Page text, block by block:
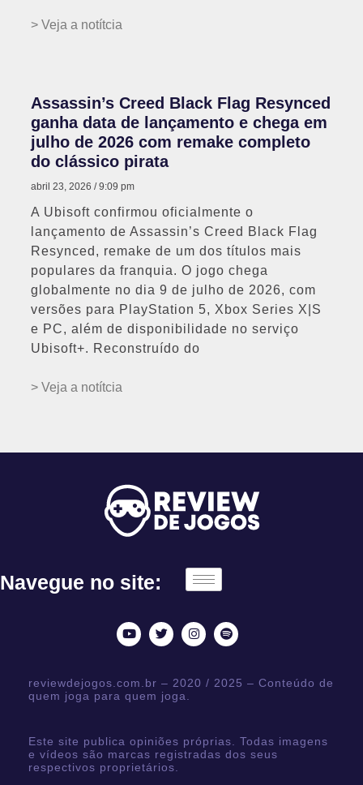
> Veja a notítcia
Assassin’s Creed Black Flag Resynced
ganha data de lançamento e chega em
julho de 2026 com remake completo
do clássico pirata
abril 23, 2026 9:09 pm
A Ubisoft confirmou oficialmente o
lançamento de Assassin’s Creed Black Flag
Resynced, remake de um dos títulos mais
populares da franquia. O jogo chega
globalmente no dia 9 de julho de 2026, com
versões para PlayStation 5, Xbox Series X|S
e PC, além de disponibilidade no serviço
Ubisoft+. Reconstruído do
> Veja a notítcia
Navegue no site:
reviewdejogos.com.br – 2020 / 2025 – Conteúdo de
quem joga para quem joga.
Este site publica opiniões próprias. Todas imagens
e vídeos são marcas registradas dos seus
respectivos proprietários.